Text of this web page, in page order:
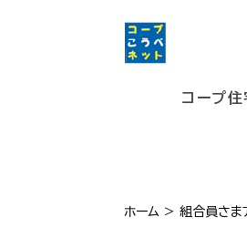
コープ
ホーム > 組合員さま